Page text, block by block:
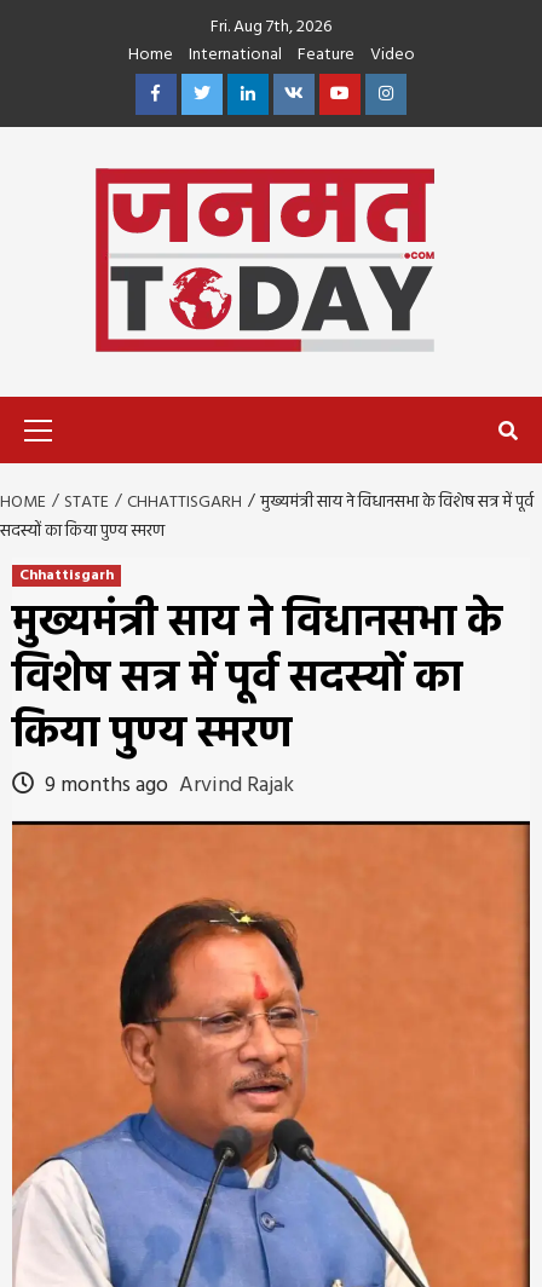
Fri. Aug 7th, 2026
Home
International Feature
Video
FacebookTwitterLinkedin
VK YoutubeInstagram
HOME STATE CHHATTISGARH
मुख्यमंत्री साय ने विधानसभा के विशेष सत्र में पूर्व
सदस्यों का किया पुण्य स्मरण
Chhattisgarh
मुख्यमंत्री साय ने विधानसभा के
विशेष सत्र में पूर्व सदस्यों का
किया पुण्य स्मरण
9 months ago Arvind Rajak